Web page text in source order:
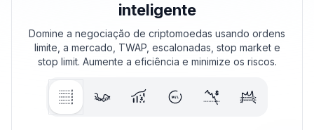
inteligente
Domine a negociação de criptomoedas usando ordens
limite, a mercado, TWAP, escalonadas, stop market e
stop limit. Aumente a eficiência e minimize os riscos.